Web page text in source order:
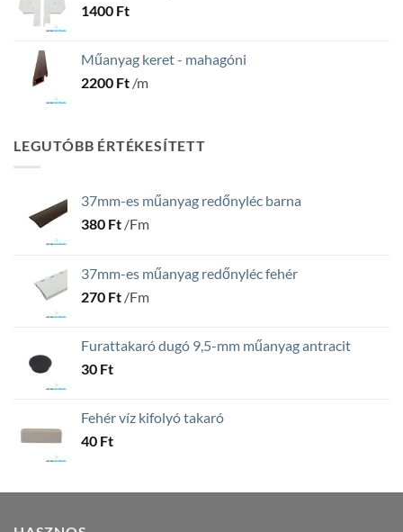
1400 Ft
Műanyag keret - mahagóni
2200 Ft /m
LEGUTÓBB ÉRTÉKESÍTETT
37mm-es műanyag redőnyléc barna
380 Ft /Fm
37mm-es műanyag redőnyléc fehér
270 Ft /Fm
Furattakaró dugó 9,5-mm műanyag antracit
30 Ft
Fehér víz kifolyó takaró
40 Ft